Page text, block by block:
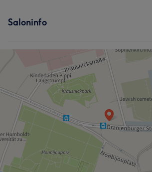
Saloninfo